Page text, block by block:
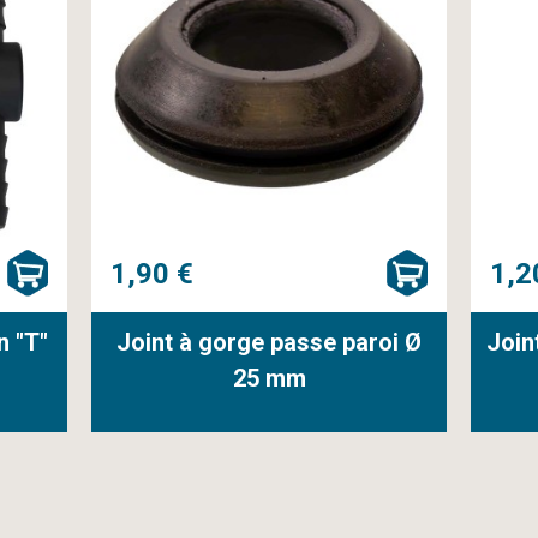
"T"
1,90 €
Joint à gorge passe paroi Ø
25 mm